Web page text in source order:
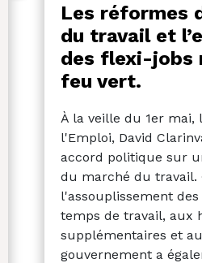
Les réformes
du travail et
des flexi-jobs
feu vert.
À la veille du 1er mai,
l'Emploi, David
accord politique sur
du marché du travail.
l'assouplissement
temps de travail, aux
supplémentaires et
gouvernement a